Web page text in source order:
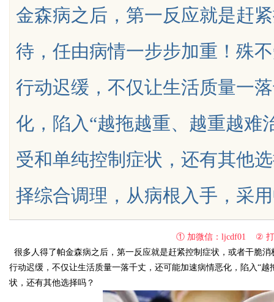
uz
金森病之后，第一反应就是赶
待，任由病情一步步加重！殊
行动迟缓，不仅让生活质量一
化，陷入“越拖越重、越重越难
受和单纯控制症状，还有其他
择综合调理，从病根入手，采
① 加微信：ljcdf01 ② 打
很多人得了帕金森病之后，第一反应就是赶紧控制症状，或者干脆
行动迟缓，不仅让生活质量一落千丈，还可能加速病情恶化，陷入“
状，还有其他选择吗？